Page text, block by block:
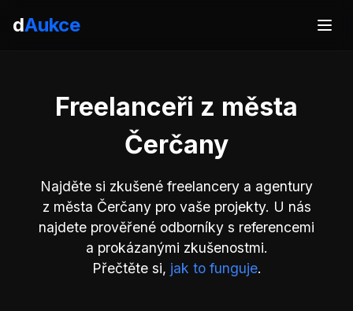
dAukce
Freelanceři z města
Čerčany
Najděte si zkušené freelancery a agentury
z města Čerčany pro vaše projekty. U nás
najdete prověřené odborníky s referencemi
a prokázanými zkušenostmi.
Přečtěte si, jak to funguje.